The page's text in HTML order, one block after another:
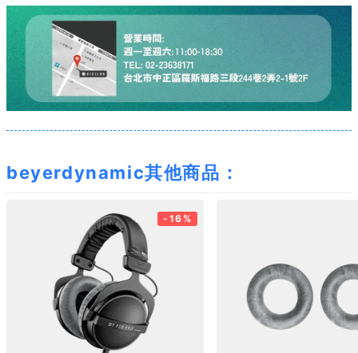
beyerdynamic其他商品：
-16%